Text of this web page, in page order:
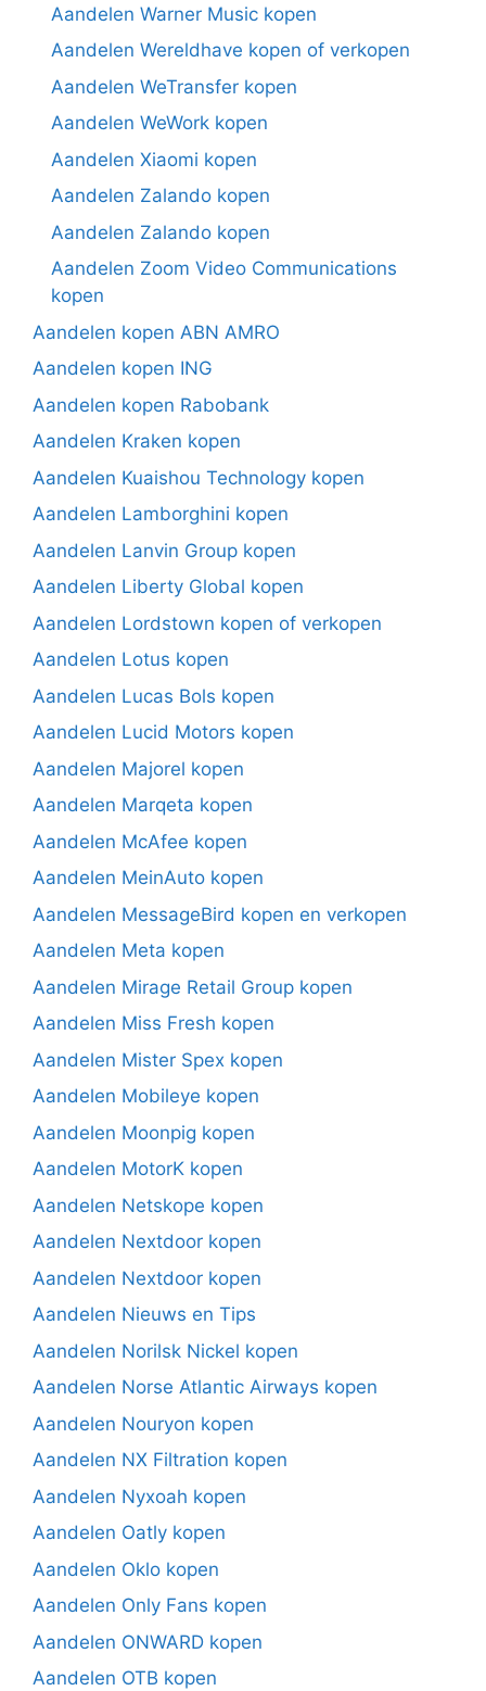
Aandelen Warner Music kopen
Aandelen Wereldhave kopen of verkopen
Aandelen WeTransfer kopen
Aandelen WeWork kopen
Aandelen Xiaomi kopen
Aandelen Zalando kopen
Aandelen Zalando kopen
Aandelen Zoom Video Communications
kopen
Aandelen kopen ABN AMRO
Aandelen kopen ING
Aandelen kopen Rabobank
Aandelen Kraken kopen
Aandelen Kuaishou Technology kopen
Aandelen Lamborghini kopen
Aandelen Lanvin Group kopen
Aandelen Liberty Global kopen
Aandelen Lordstown kopen of verkopen
Aandelen Lotus kopen
Aandelen Lucas Bols kopen
Aandelen Lucid Motors kopen
Aandelen Majorel kopen
Aandelen Marqeta kopen
Aandelen McAfee kopen
Aandelen MeinAuto kopen
Aandelen MessageBird kopen en verkopen
Aandelen Meta kopen
Aandelen Mirage Retail Group kopen
Aandelen Miss Fresh kopen
Aandelen Mister Spex kopen
Aandelen Mobileye kopen
Aandelen Moonpig kopen
Aandelen MotorK kopen
Aandelen Netskope kopen
Aandelen Nextdoor kopen
Aandelen Nextdoor kopen
Aandelen Nieuws en Tips
Aandelen Norilsk Nickel kopen
Aandelen Norse Atlantic Airways kopen
Aandelen Nouryon kopen
Aandelen NX Filtration kopen
Aandelen Nyxoah kopen
Aandelen Oatly kopen
Aandelen Oklo kopen
Aandelen Only Fans kopen
Aandelen ONWARD kopen
Aandelen OTB kopen